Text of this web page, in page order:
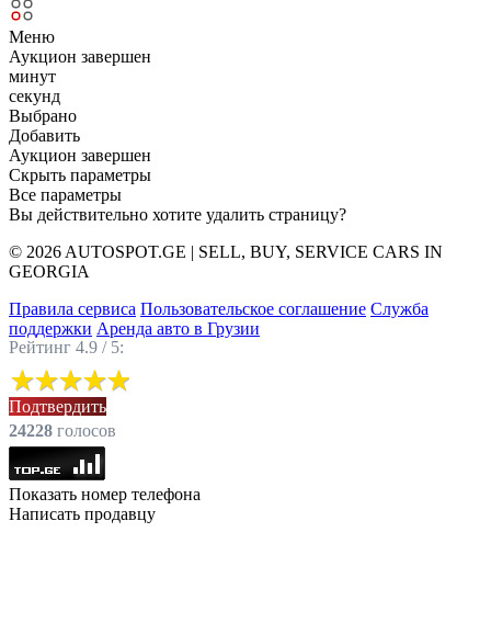
Меню
Аукцион завершен
минут
секунд
Выбрано
Добавить
Аукцион завершен
Скрыть параметры
Все параметры
Вы действительно хотите удалить страницу?
© 2026 AUTOSPOT.GE | SELL, BUY, SERVICE CARS IN
GEORGIA
Правила сервиса Пользовательское соглашение Служба
поддержки Аренда авто в Грузии
Рейтинг 4.9 / 5:
Подтвердить
24228 голоcов
Показать номер телефона
Написать продавцу